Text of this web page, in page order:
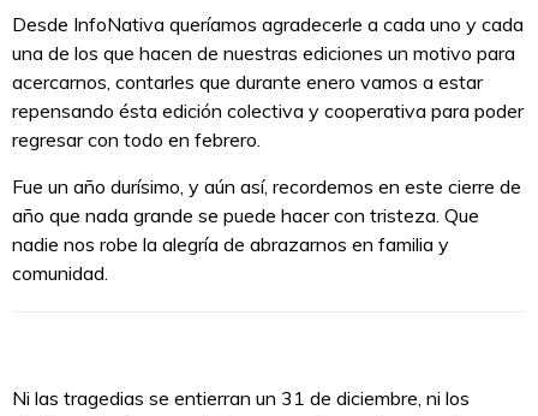
Desde InfoNativa queríamos agradecerle a cada uno y cada
una de los que hacen de nuestras ediciones un motivo para
acercarnos, contarles que durante enero vamos a estar
repensando ésta edición colectiva y cooperativa para poder
regresar con todo en febrero.
Fue un año durísimo, y aún así, recordemos en este cierre de
año que nada grande se puede hacer con tristeza. Que
nadie nos robe la alegría de abrazarnos en familia y
comunidad.
Ni las tragedias se entierran un 31 de diciembre, ni los